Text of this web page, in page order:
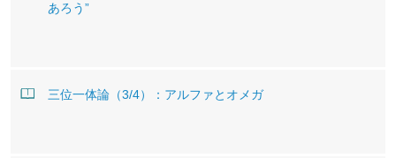
あろう”
三位一体論（3/4）：アルファとオメガ